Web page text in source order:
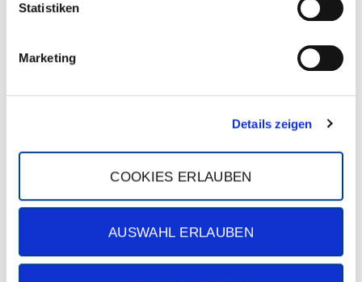
Statistiken
Marketing
Details zeigen
COOKIES ERLAUBEN
AUSWAHL ERLAUBEN
bis 18 Uhr herzlich zum Stadtteilfest ein! Gemeinsam...
Kommen Sie zur Jobmesse!
Ihre Zukunft bei uns! Sie finden uns am Stand 55 – hier ...